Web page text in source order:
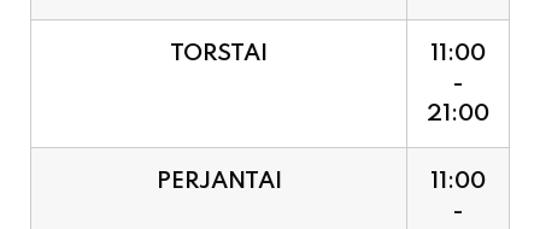
TORSTAI
11:00
-
21:00
PERJANTAI
11:00
-